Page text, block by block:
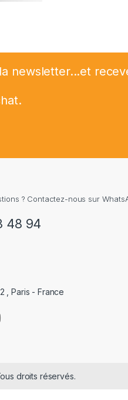
newsletter...et
? Contactez-nous sur
48 94
, Paris - France
droits réservés.